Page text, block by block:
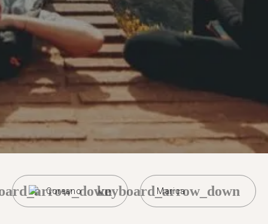
Coreano Marica
keyboard_arrow_down